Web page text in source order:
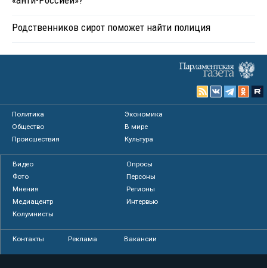
Родственников сирот поможет найти полиция
Политика
Экономика
Общество
В мире
Происшествия
Культура
Видео
Опросы
Фото
Персоны
Мнения
Регионы
Медиацентр
Интервью
Колумнисты
Контакты Реклама Вакансии